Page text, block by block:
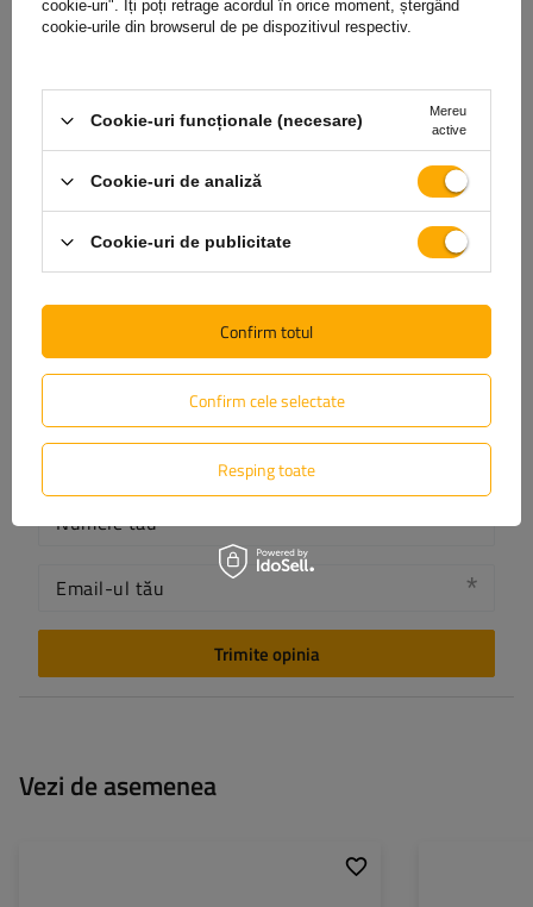
Opinia ta:
5/5
Conținutul părerii tale
Adăugă fotografia produsului:
Numele tău
Email-ul tău
Trimite opinia
Vezi de asemenea
cookie-uri". Îți poți retrage acordul în orice moment, ștergând
cookie-urile din browserul de pe dispozitivul respectiv.
Cookie-uri funcționale (necesare)
Mereu
active
Cookie-uri de analiză
Cookie-uri de publicitate
Confirm cele selectate
Resping toate
Confirm totul